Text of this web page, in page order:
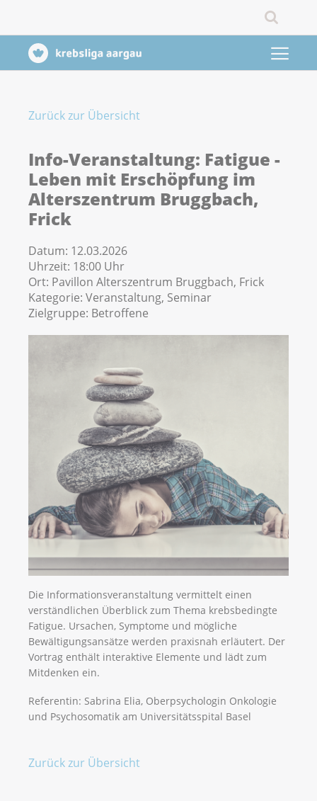
Zurück zur Übersicht
Info-Veranstaltung: Fatigue -
Leben mit Erschöpfung im
Alterszentrum Bruggbach,
Frick
Datum: 12.03.2026
Uhrzeit: 18:00 Uhr
Ort: Pavillon Alterszentrum Bruggbach, Frick
Kategorie: Veranstaltung, Seminar
Zielgruppe: Betroffene
Die Informationsveranstaltung vermittelt einen
verständlichen Überblick zum Thema krebsbedingte
Fatigue. Ursachen, Symptome und mögliche
Bewältigungsansätze werden praxisnah erläutert. Der
Vortrag enthält interaktive Elemente und lädt zum
Mitdenken ein.
Referentin: Sabrina Elia, Oberpsychologin Onkologie
und Psychosomatik am Universitätsspital Basel
Zurück zur Übersicht